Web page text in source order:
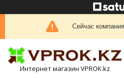
Сейчас
Интернет магазин VPROK.kz